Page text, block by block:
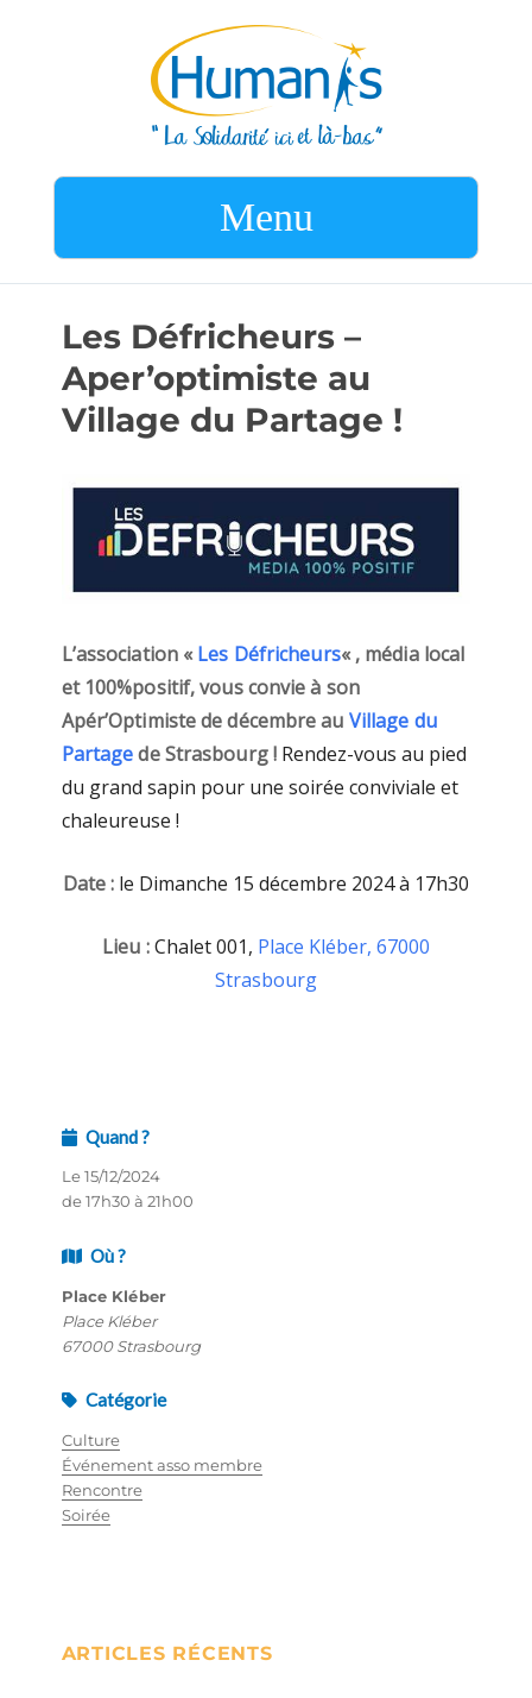
Menu
Les Défricheurs –
Aper’optimiste au
Village du Partage !
L’association «Les Défricheurs« , média local
et 100%positif, vous convie à son
Apér’Optimiste de décembre au Village du
Partagede Strasbourg ! Rendez-vous au pied
du grand sapin pour une soirée conviviale et
chaleureuse !
Date : le Dimanche 15 décembre 2024 à 17h30
Lieu :Chalet 001, Place Kléber, 67000
Strasbourg
Quand ?
Le 15/12/2024
de 17h30 à 21h00
Où ?
Place Kléber
Place Kléber
67000 Strasbourg
Catégorie
Culture
Événement asso membre
Rencontre
Soirée
ARTICLES RÉCENTS